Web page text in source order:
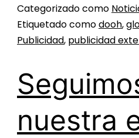
Categorizado como
Etiquetado comodooh,
Publicidad, publicidad
nuestra